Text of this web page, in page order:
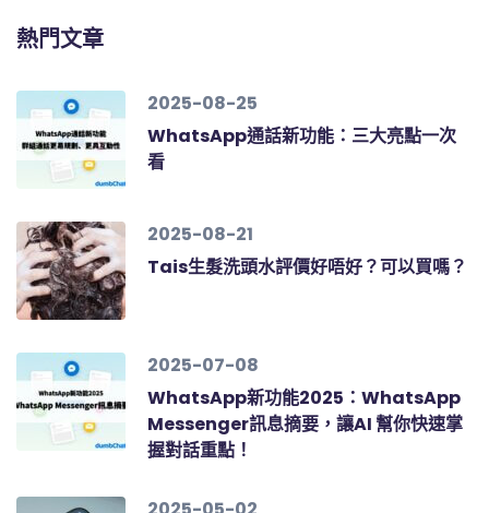
熱門文章
2025-08-25
WhatsApp通話新功能：三大亮點一次
看
2025-08-21
Tais生髮洗頭水評價好唔好？可以買嗎？
2025-07-08
WhatsApp新功能2025：WhatsApp
Messenger訊息摘要，讓AI 幫你快速掌
握對話重點！